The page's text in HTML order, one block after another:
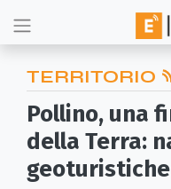
TERRITORIO
Pollino, una
della Terra:
geoturistiche